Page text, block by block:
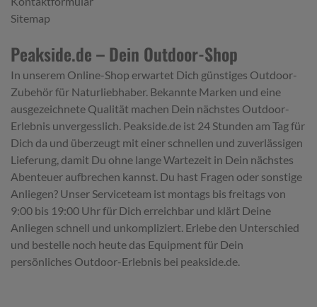
Sitemap
Peakside.de – Dein Outdoor-Shop
In unserem Online-Shop erwartet Dich günstiges Outdoor-
Zubehör für Naturliebhaber. Bekannte Marken und eine
ausgezeichnete Qualität machen Dein nächstes Outdoor-
Erlebnis unvergesslich. Peakside.de ist 24 Stunden am Tag für
Dich da und überzeugt mit einer schnellen und zuverlässigen
Lieferung, damit Du ohne lange Wartezeit in Dein nächstes
Abenteuer aufbrechen kannst. Du hast Fragen oder sonstige
Anliegen? Unser Serviceteam ist montags bis freitags von
9:00 bis 19:00 Uhr für Dich erreichbar und klärt Deine
Anliegen schnell und unkompliziert. Erlebe den Unterschied
und bestelle noch heute das Equipment für Dein
persönliches Outdoor-Erlebnis bei peakside.de.